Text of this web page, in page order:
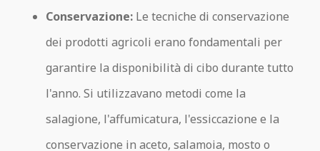
Conservazione: Le tecniche di conservazione
dei prodotti agricoli erano fondamentali per
garantire la disponibilità di cibo durante tutto
l'anno. Si utilizzavano metodi come la
salagione, l'affumicatura, l'essiccazione e la
conservazione in aceto, salamoia, mosto o